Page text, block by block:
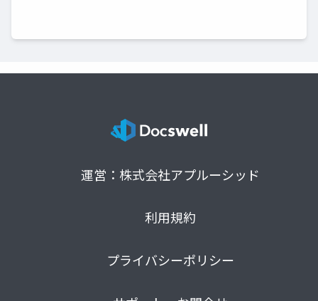
運営：株式会社アプルーシッド
利用規約
プライバシーポリシー